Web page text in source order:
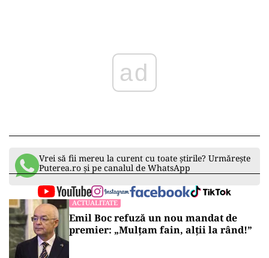
ad
Vrei să fii mereu la curent cu toate știrile? Urmărește
Puterea.ro și pe canalul de WhatsApp
ACTUALITATE
Emil Boc refuză un nou mandat de
premier: „Mulțam fain, alții la rând!”